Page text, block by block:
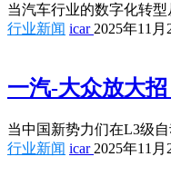
当汽车行业的数字化转
行业新闻 icar 2025年11月
一汽-大众放大
当中国新势力们在L3级
行业新闻 icar 2025年11月